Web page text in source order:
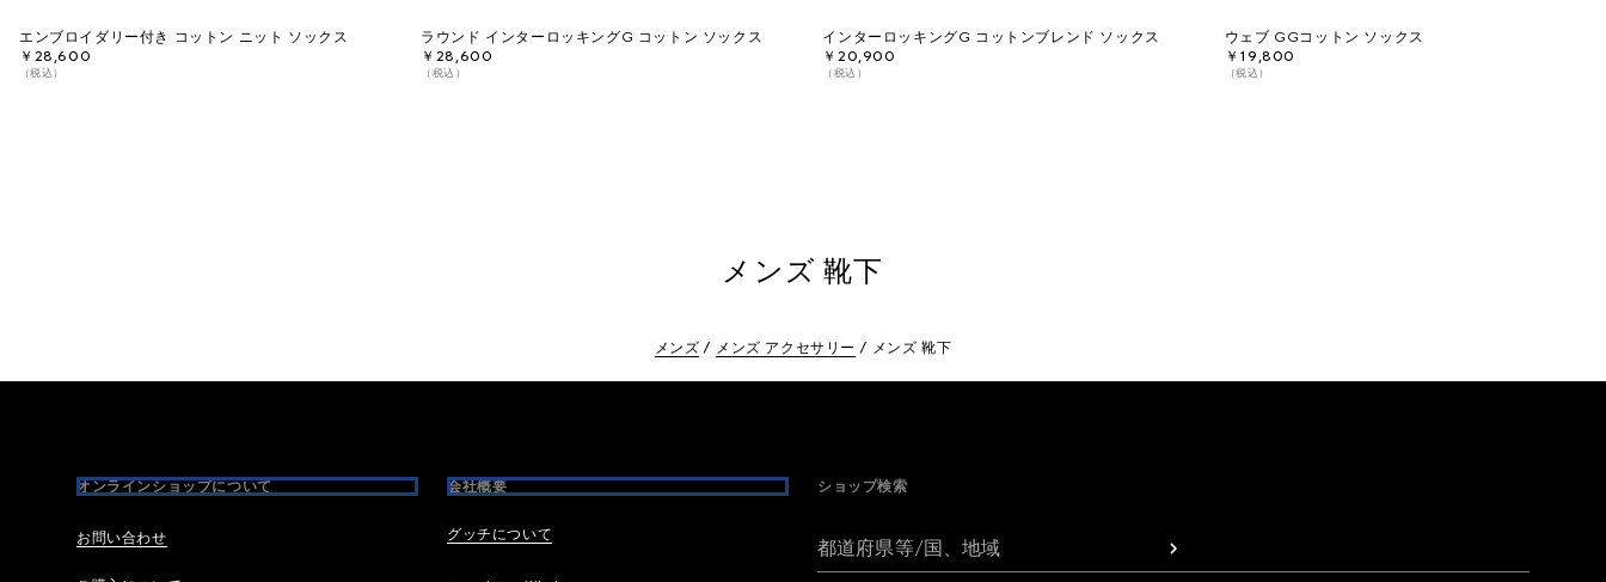
エンブロイダリー付き コットン ニット ソックス
￥28,600
（税込）
ラウンド インターロッキングG コットン ソックス
￥28,600
（税込）
インターロッキングG コットンブレンド ソックス
￥20,900
（税込）
ウェブ GGコットン ソックス
￥19,800
（税込）
メンズ 靴下
メンズ メンズ アクセサリー メンズ 靴下
オンラインショップについて
お問い合わせ
会社概要
グッチについて
ショップ検索
都道府県等/国、地域